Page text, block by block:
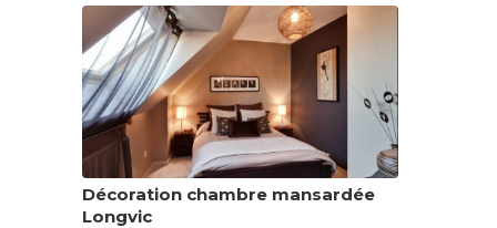
Décoration chambre mansardée
Longvic